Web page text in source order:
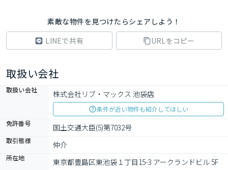
素敵な物件を見つけたらシェアしよう！
LINEで共有
URLをコピー
取扱い会社
取扱い会社 株式会社リブ・マックス 池袋店
条件が近い物件も紹介してほしい
免許番号
国土交通大臣(5)第7032号
取引態様 仲介
所在地 東京都豊島区東池袋１丁目15-3 アークランドビル 5F